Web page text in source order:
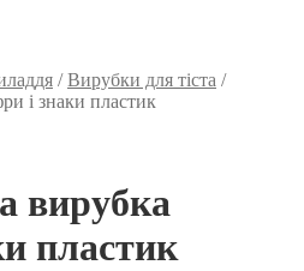
/Вирубки для тіста /
і знаки пластик
вирубка
пластик